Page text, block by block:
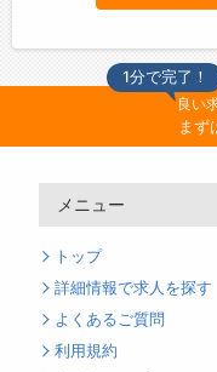
1分で完了！
良い
まず
メニュー
トップ
詳細情報で求人を探す
よくあるご質問
利用規約